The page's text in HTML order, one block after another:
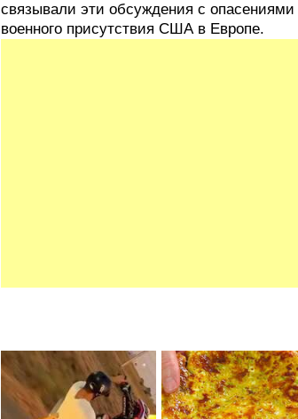
связывали эти обсуждения с
военного присутствия США в Европе.